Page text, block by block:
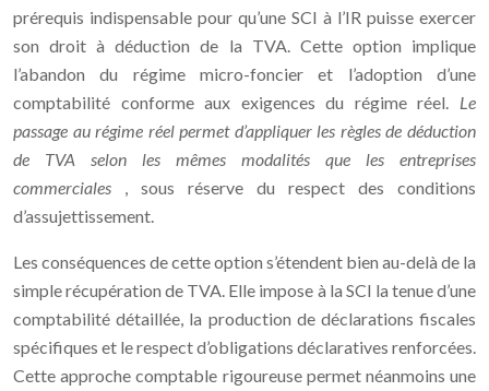
prérequis indispensable pour qu’une SCI à l’IR puisse exercer
son droit à déduction de la TVA. Cette option implique
l’abandon du régime micro-foncier et l’adoption d’une
comptabilité conforme aux exigences du régime réel. Le
passage au régime réel permet d’appliquer les règles de déduction
de TVA selon les mêmes modalités que les entreprises
commerciales , sous réserve du respect des conditions
d’assujettissement.
Les conséquences de cette option s’étendent bien au-delà de la
simple récupération de TVA. Elle impose à la SCI la tenue d’une
comptabilité détaillée, la production de déclarations fiscales
spécifiques et le respect d’obligations déclaratives renforcées.
Cette approche comptable rigoureuse permet néanmoins une